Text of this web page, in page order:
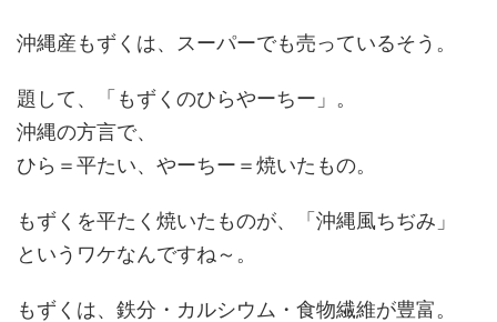
沖縄産もずくは、スーパーでも売っているそう。
題して、「もずくのひらやーちー」。
沖縄の方言で、
ひら＝平たい、やーちー＝焼いたもの。
もずくを平たく焼いたものが、「沖縄風ちぢみ」
というワケなんですね～。
もずくは、鉄分・カルシウム・食物繊維が豊富。